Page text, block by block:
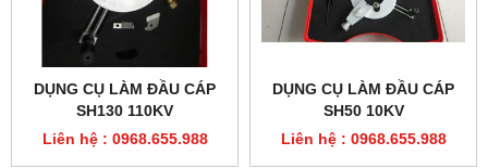
DỤNG CỤ LÀM ĐẦU CÁP
SH130 110KV
Liên hệ : 0968.655.988
DỤNG CỤ LÀM ĐẦU CÁP
SH50 10KV
Liên hệ : 0968.655.988